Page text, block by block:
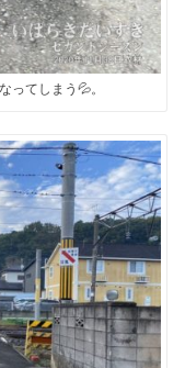
ってしまう💦。